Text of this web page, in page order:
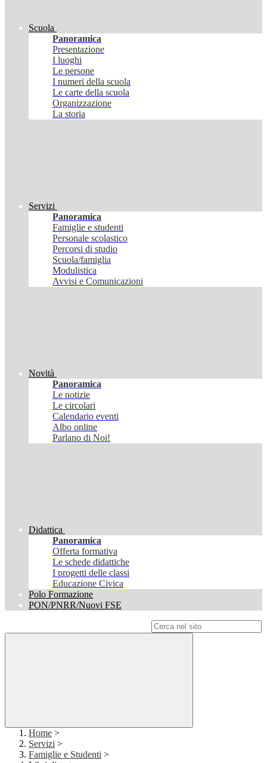
Scuola
Panoramica
Presentazione
I luoghi
Le persone
I numeri della scuola
Le carte della scuola
Organizzazione
La storia
Servizi
Panoramica
Famiglie e studenti
Personale scolastico
Percorsi di studio
Scuola/famiglia
Modulistica
Avvisi e Comunicazioni
Novità
Panoramica
Le notizie
Le circolari
Calendario eventi
Albo online
Parlano di Noi!
Didattica
Panoramica
Offerta formativa
Le schede didattiche
I progetti delle classi
Educazione Civica
Polo Formazione
PON/PNRR/Nuovi FSE
Home >
Servizi >
Famiglie e Studenti >